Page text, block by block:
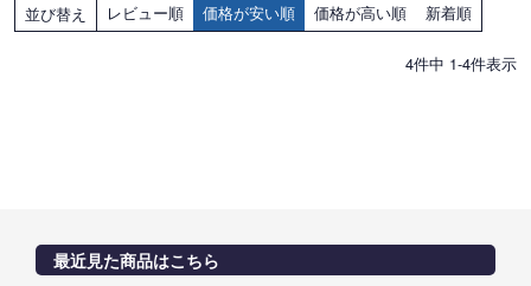
並び替え レビュー順 価格が安い順 価格が高い順 新着順
4件中 1-4件表示
最近見た商品はこちら